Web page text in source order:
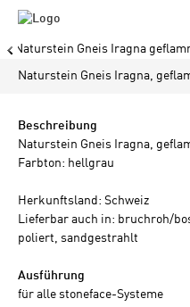
Naturstein Gneis Iragna
Naturstein Gneis Iragna,
Beschreibung
Naturstein Gneis Iragna,
Farbton: hellgrau
Herkunftsland: Schweiz
Lieferbar auch in: bruchroh/
poliert, sandgestrahlt
Ausführung
für alle stoneface-Systeme